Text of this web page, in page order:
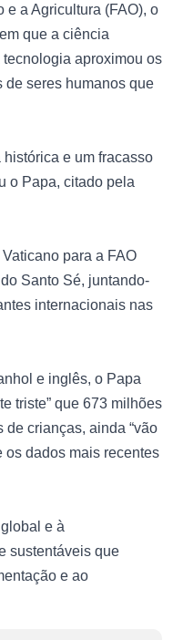
e a Agricultura (FAO), o
que a ciência
aproximou os
de seres humanos que
e um fracasso
o Papa, citado pela
para a FAO
Santo Sé, juntando-
internacionais nas
e inglês, o Papa
triste” que 673 milhões
crianças, ainda “vão
os dados mais recentes
e à
sustentáveis que
e ao